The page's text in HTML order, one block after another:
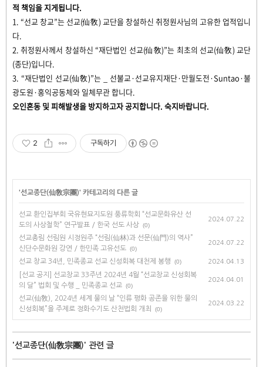
적 책임을 지게됩니다.
1. “선교 창교”는 선교(仙敎) 교단을 창설하신 취정원사님의 고유한 업적입니
다.
2. 취정원사께서 창설하신 “재단법인 선교(仙敎)”는 최초의 선교(仙敎) 교단
(종단)입니다.
3. “재단법인 선교(仙敎)”는 _ 선불교·선교유지재단·만월도전·Suntao·불
광도원·홍익공동체와 일체무관 합니다.
오인혼동 및 피해발생을 방지하고자 공지합니다. 숙지바랍니다.
2 구독하기
'선교종단(仙敎宗團)' 카테고리의 다른 글
선교 환인집부회 국유현묘지도원 풍류학회 “​선교문화유산 선
도의 사상철학” 연구발표 / 한국 선도 사상 (0)
2024.07.22
선교총림 선림원 시정원주 “선림(仙林)과 선문(仙門)의 역사”
신단수문화원 강연 / 한민족 고유선도 (0)
2024.07.22
선교 창교 34년, 민족종교 선교 신성회복 대천제 봉행 (0) 2024.04.13
[선교 공지] 선교창교 33주년 2024년 4월 “선교창교 신성회복
의 달” 법회 및 수행 _ 민족종교 선교 (0)
2024.04.01
선교(仙敎), 2024년 세계 물의 날 “인류 평화 공존을 위한 물의
신성회복”을 주제로 정화수기도 산천법회 개최
(0)
2024.03.22
'선교종단(仙敎宗團)' 관련 글